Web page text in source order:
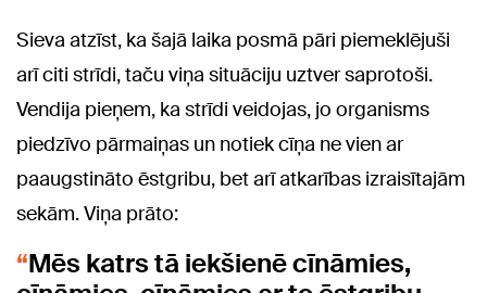
Sieva atzīst, ka šajā laika posmā pāri piemeklējuši
arī citi strīdi, taču viņa situāciju uztver saprotoši.
Vendija pieņem, ka strīdi veidojas, jo organisms
piedzīvo pārmaiņas un notiek cīņa ne vien ar
paaugstināto ēstgribu, bet arī atkarības izraisītajām
sekām. Viņa prāto:
Mēs katrs tā iekšienē cīnāmies,